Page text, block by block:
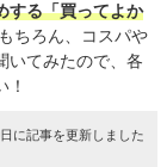
する「買ってよか
ちろん、コスパや
いてみたので、各
に記事を更新しました